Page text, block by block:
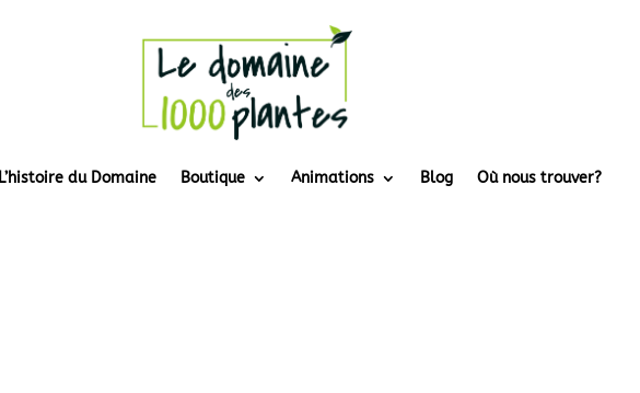
L’histoire du Domaine Boutique Animations Blog Où nous trouver?